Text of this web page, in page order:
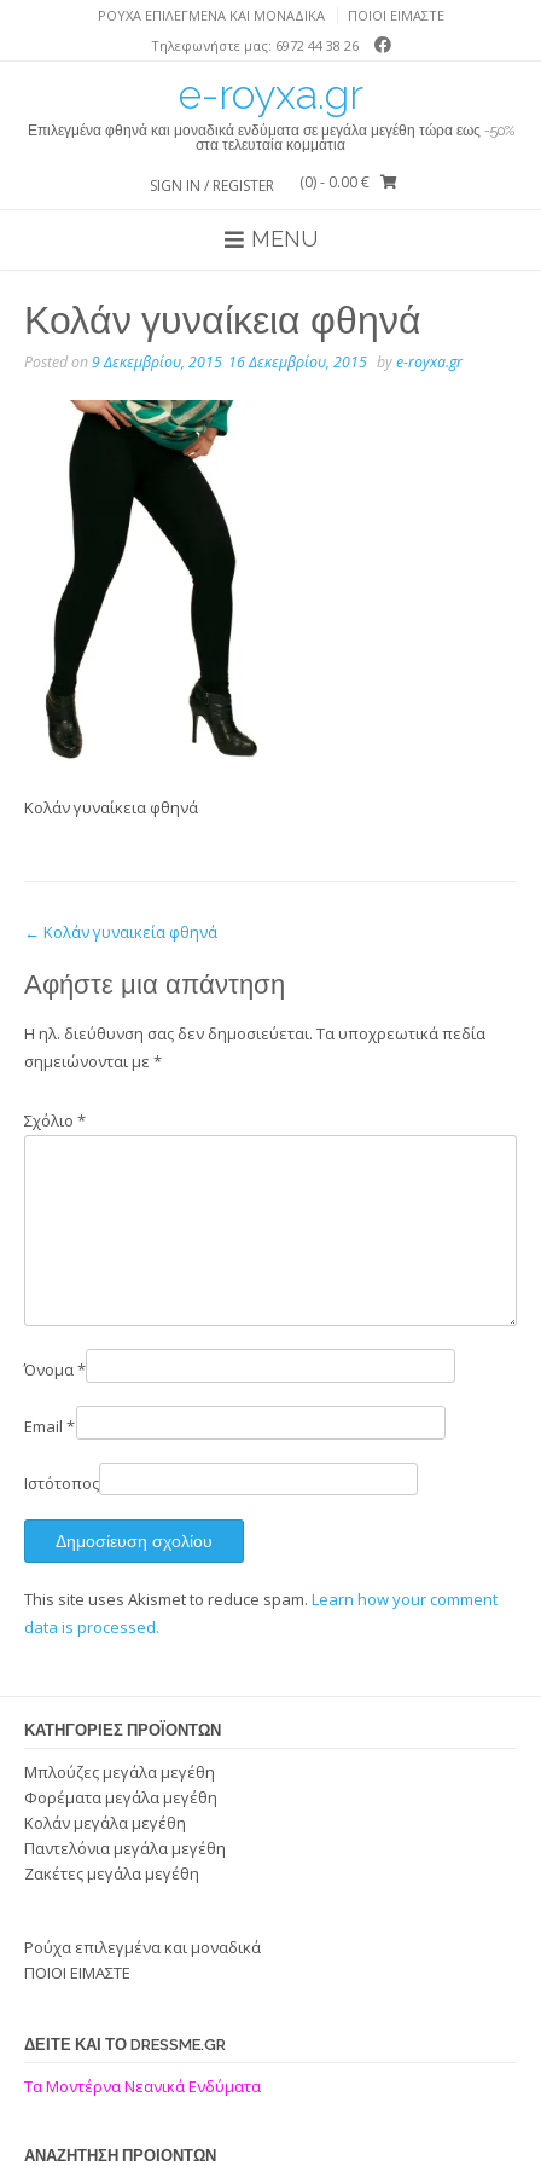
ΡΟΎΧΑ ΕΠΙΛΕΓΜΈΝΑ ΚΑΙ ΜΟΝΑΔΙΚΆ
ΠΟΙΟΙ ΕΙΜΑΣΤΕ
Τηλεφωνήστε μας: 6972 44 38 26
e-royxa.gr
Επιλεγμένα φθηνά και μοναδικά ενδύματα σε μεγάλα μεγέθη τώρα εως -50%
στα τελευταία κομμάτια
SIGN IN / REGISTER (0)- 0.00 €
MENU
Κολάν γυναίκεια φθηνά
Posted on9 Δεκεμβρίου, 2015 16 Δεκεμβρίου, 2015 bye-royxa.gr
Κολάν γυναίκεια φθηνά
Post
navigation
← Κολάν γυναικεία φθηνά
Αφήστε μια απάντηση
Η ηλ. διεύθυνση σας δεν δημοσιεύεται. Τα υποχρεωτικά πεδία
σημειώνονται με *
Σχόλιο *
Όνομα*
Email *
Ιστότοπος
This site uses Akismet to reduce spam. Learn how your comment
data is processed.
ΚΑΤΗΓΟΡΊΕΣ ΠΡΟΪΌΝΤΩΝ
Μπλούζες μεγάλα μεγέθη
Φορέματα μεγάλα μεγέθη
Κολάν μεγάλα μεγέθη
Παντελόνια μεγάλα μεγέθη
Ζακέτες μεγάλα μεγέθη
Ρούχα επιλεγμένα και μοναδικά
ΠΟΙΟΙ ΕΙΜΑΣΤΕ
ΔΕΙΤΕ ΚΑΙ ΤΟ DRESSME.GR
Τα Μοντέρνα Νεανικά Ενδύματα
ΑΝΑΖΗΤΗΣΗ ΠΡΟΙΟΝΤΩΝ